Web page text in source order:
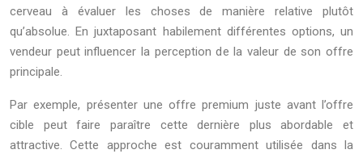
cerveau à évaluer les choses de manière relative plutôt
qu’absolue. En juxtaposant habilement différentes options, un
vendeur peut influencer la perception de la valeur de son offre
principale.
Par exemple, présenter une offre premium juste avant l’offre
cible peut faire paraître cette dernière plus abordable et
attractive. Cette approche est couramment utilisée dans la